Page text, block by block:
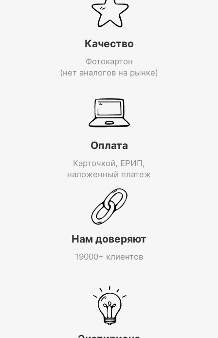
Качество
Фотокартон
(нет аналогов на рынке)
Оплата
Карточкой, ЕРИП,
наложенный платеж
Нам доверяют
19000+ клиентов